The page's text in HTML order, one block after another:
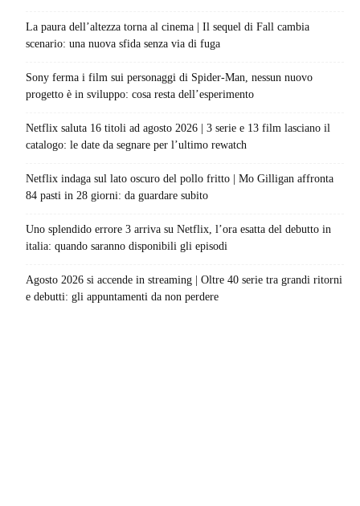
La paura dell’altezza torna al cinema | Il sequel di Fall cambia
scenario: una nuova sfida senza via di fuga
Sony ferma i film sui personaggi di Spider-Man, nessun nuovo
progetto è in sviluppo: cosa resta dell’esperimento
Netflix saluta 16 titoli ad agosto 2026 | 3 serie e 13 film lasciano il
catalogo: le date da segnare per l’ultimo rewatch
Netflix indaga sul lato oscuro del pollo fritto | Mo Gilligan affronta
84 pasti in 28 giorni: da guardare subito
Uno splendido errore 3 arriva su Netflix, l’ora esatta del debutto in
italia: quando saranno disponibili gli episodi
Agosto 2026 si accende in streaming | Oltre 40 serie tra grandi ritorni
e debutti: gli appuntamenti da non perdere